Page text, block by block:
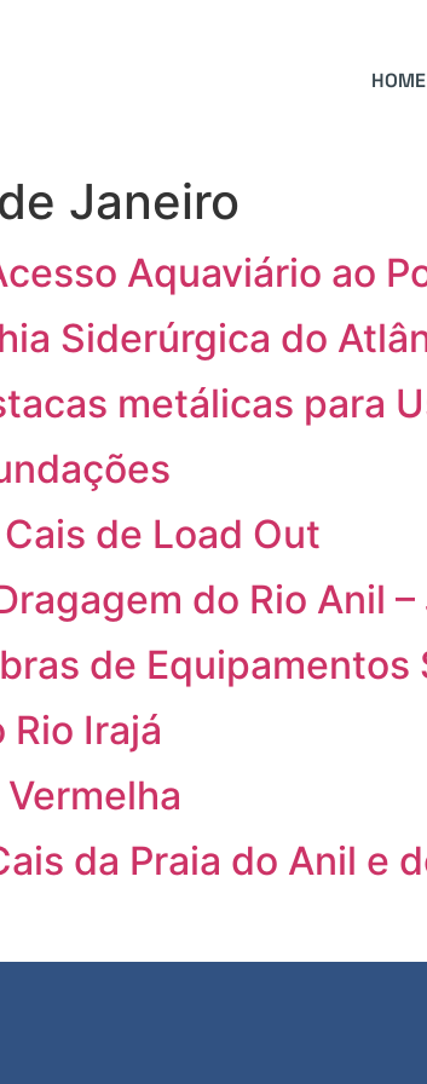
HOME
Janeiro
Aquaviário ao
Siderúrgica do
metálicas para
de Load Out
do Rio Anil
de Equipamentos
Irajá
da Praia do Anil e